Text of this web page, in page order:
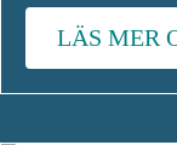
LÄS MER